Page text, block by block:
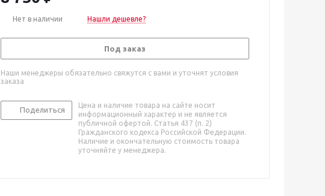
Нет в наличии Нашли дешевле?
Под заказ
Наши менеджеры обязательно свяжутся с вами и уточнят условия
заказа
Поделиться
Цена и наличие товара на сайте носит
информационный характер и не является
публичной офертой. Статья 437 (п. 2)
Гражданского кодекса Российской Федерации.
Наличие и окончательную стоимость товара
уточняйте у менеджера.